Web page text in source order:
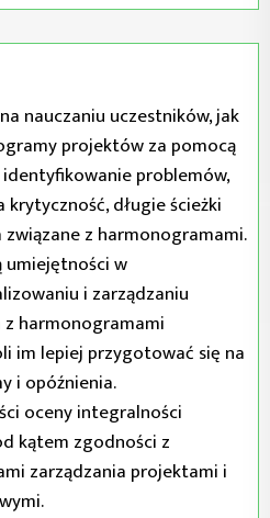
nauczaniu uczestników, jak
projektów za pomocą
identyfikowanie problemów,
długie ścieżki
z harmonogramami.
umiejętności w
i zarządzaniu
harmonogramami
im lepiej przygotować się na
i opóźnienia.
oceny integralności
kątem zgodności z
zarządzania projektami i